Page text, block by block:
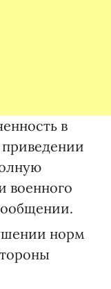
в
военного
норм